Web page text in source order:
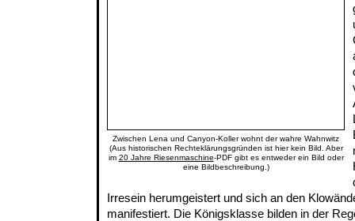
Zwischen Lena und Canyon-Koller wohnt der wahre Wahnwitz
(Aus historischen Rechteklärungsgründen ist hier kein Bild. Aber
im 20 Jahre Riesenmaschine-PDF gibt es entweder ein Bild oder
eine Bildbeschreibung.)
Irresein herumgeistert und sich an den
manifestiert. Die Königsklasse bilden in der